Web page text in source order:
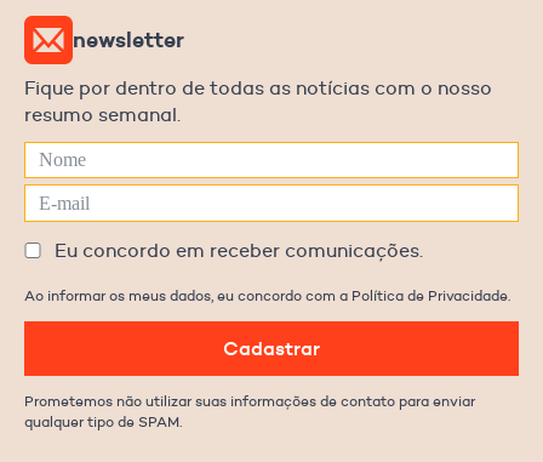
newsletter
Fique por dentro de todas as notícias com o nosso
resumo semanal.
Eu concordo em receber comunicações.
Ao informar os meus dados, eu concordo com a Política de Privacidade.
Cadastrar
Prometemos não utilizar suas informações de contato para enviar
qualquer tipo de SPAM.